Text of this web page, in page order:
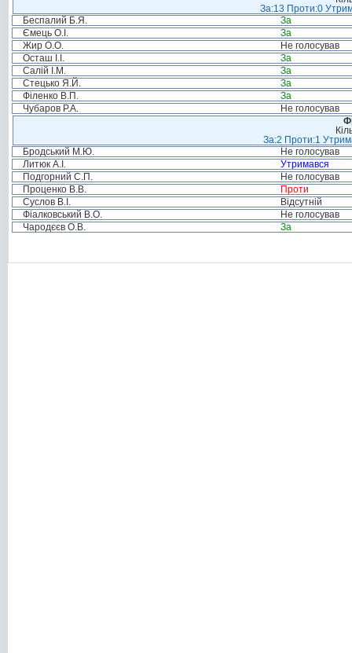
За:13 Проти:0
Беспалий Б.Я.
За
Ємець О.І.
За
Жир О.О.
Не голосував
Осташ І.І.
За
Салій І.М.
За
Стецько Я.Й.
За
Філенко В.П.
За
Чубаров Р.А.
Не голосував
За:2 Проти:1
Бродський М.Ю.
Не голосував
Литюк А.І.
Утримався
Подгорний С.П.
Не голосував
Проценко В.В.
Проти
Суслов В.І.
Відсутній
Фіалковський В.О.
Не голосував
Чародєєв О.В.
За